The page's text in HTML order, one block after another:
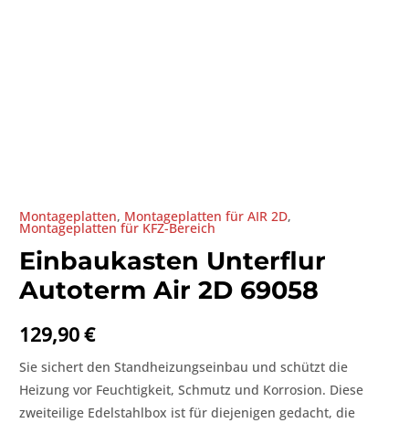
Montageplatten, Montageplatten für AIR 2D,
Montageplatten für KFZ-Bereich
Einbaukasten Unterflur
Autoterm Air 2D 69058
129,90€
Sie sichert den Standheizungseinbau und schützt die
Heizung vor Feuchtigkeit, Schmutz und Korrosion. Diese
zweiteilige Edelstahlbox ist für diejenigen gedacht, die